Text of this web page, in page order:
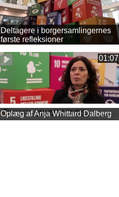
Deltagere i borgersamlingernes
første refleksioner
01:07
Oplæg af Anja Whittard Dalberg